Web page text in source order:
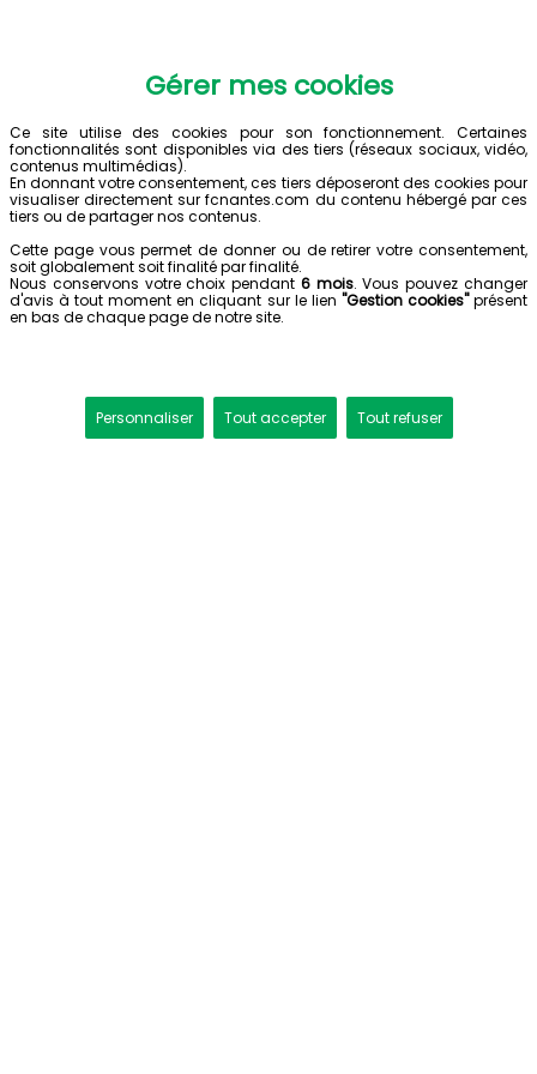
Gérer mes cookies
Ce site utilise des cookies pour son fonctionnement. Certaines
fonctionnalités sont disponibles via des tiers (réseaux sociaux, vidéo,
contenus multimédias).
En donnant votre consentement, ces tiers déposeront des cookies pour
visualiser directement sur fcnantes.com du contenu hébergé par ces
tiers ou de partager nos contenus.
Cette page vous permet de donner ou de retirer votre consentement,
soit globalement soit finalité par finalité.
Nous conservons votre choix pendant 6 mois. Vous pouvez changer
d'avis à tout moment en cliquant sur le lien "Gestion cookies"présent
en bas de chaque page de notre site.
Personnaliser Tout accepter Tout refuser